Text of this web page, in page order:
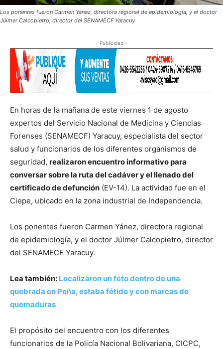
Los ponentes fueron Carmen Yánez, directora regional de epidemiología, y el doctor
Júlmer Calcopietro, director del SENAMECF Yaracuy
- Publicidad -
En horas de la mañana de este viernes 1 de agosto
expertos del Servicio Nacional de Medicina y Ciencias
Forenses (SENAMECF) Yaracuy, especialista del sector
salud y funcionarios de los diferentes organismos de
seguridad, realizaron encuentro informativo para
conversar sobre la ruta del cadáver y el llenado del
certificado de defunción (EV-14). La actividad fue en el
Ciepe, ubicado en la zona industrial de Independencia.
Los ponentes fueron Carmen Yánez, directora regional
de epidemiología, y el doctor Júlmer Calcopietro, director
del SENAMECF Yaracuy.
Lea también: Localizaron un feto dentro de una
quebrada en Peña, estaba fétido y con marcas de
quemaduras
El propósito del encuentro con los diferentes
funcionarios de la Policía Nacional Bolivariana, CICPC,